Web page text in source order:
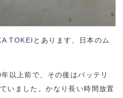
TOKEI とあります、日本のム
以上前で、その後はバッテリ
いました。かなり長い時間放置